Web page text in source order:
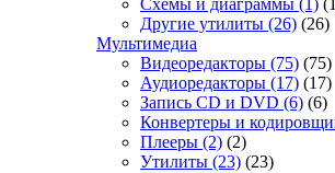
Схемы и диаграммы (1)
Другие утилиты (26) (26)
Мультимедиа
Видеоредакторы (75) (75)
Аудиоредакторы (17) (17)
Запись CD и DVD (6) (6)
Конвертеры и
Плееры (2) (2)
Утилиты (23) (23)